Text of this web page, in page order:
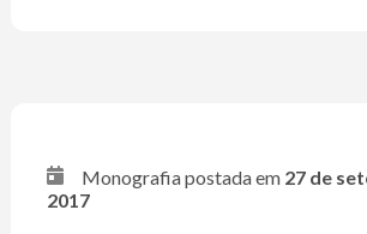
Monografia postada em 27 de
2017